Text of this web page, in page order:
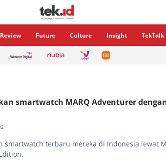
Review Future Culture Insight TekTalk
smartwatch MARQ Adventurer
smartwatch terbaru mereka di Indonesia lewat